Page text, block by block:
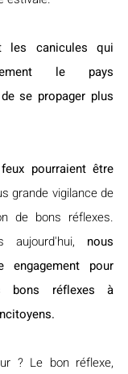
les canicules qui
le pays
se propager plus
pourraient être
grande vigilance de
de bons réflexes.
aujourd'hui, nous
engagement pour
bons réflexes à
? Le bon réflexe,